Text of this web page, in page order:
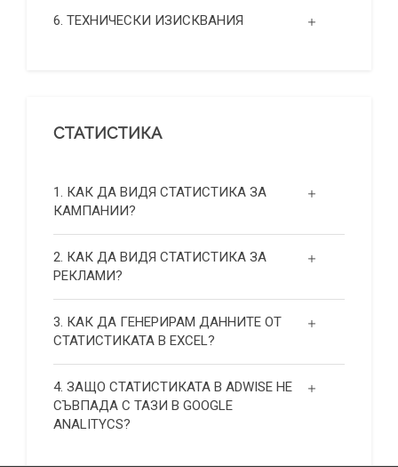
6. ТЕХНИЧЕСКИ ИЗИСКВАНИЯ
СТАТИСТИКА
1. КАК ДА ВИДЯ СТАТИСТИКА ЗА
КАМПАНИИ?
2. КАК ДА ВИДЯ СТАТИСТИКА ЗА
РЕКЛАМИ?
3. КАК ДА ГЕНЕРИРАМ ДАННИТЕ ОТ
СТАТИСТИКАТА В EXCEL?
4. ЗАЩО СТАТИСТИКАТА В ADWISE НЕ
СЪВПАДА С ТАЗИ В GOOGLE
ANALITYCS?